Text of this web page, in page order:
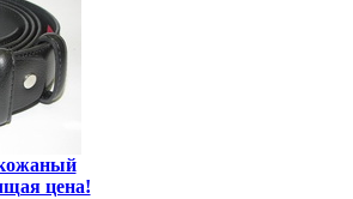
цена!